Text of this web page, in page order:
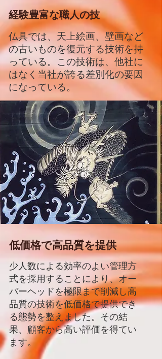
経験豊富な職人の技
仏具では、天上絵画、壁画など
の古いものを復元する技術を持
っている。この技術は、他社に
はなく当社が誇る差別化の要因
になっている。
低価格で高品質を提供
少人数による効率のよい管理方
式を採用することにより、オー
バーヘッドを極限まで削減し高
品質の技術を低価格で提供でき
る態勢を整えました。 ​その結
果、顧客から高い評価を得てい
ます。